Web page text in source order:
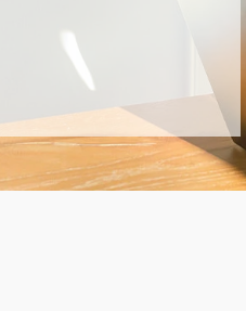
alle unsere Leistungen